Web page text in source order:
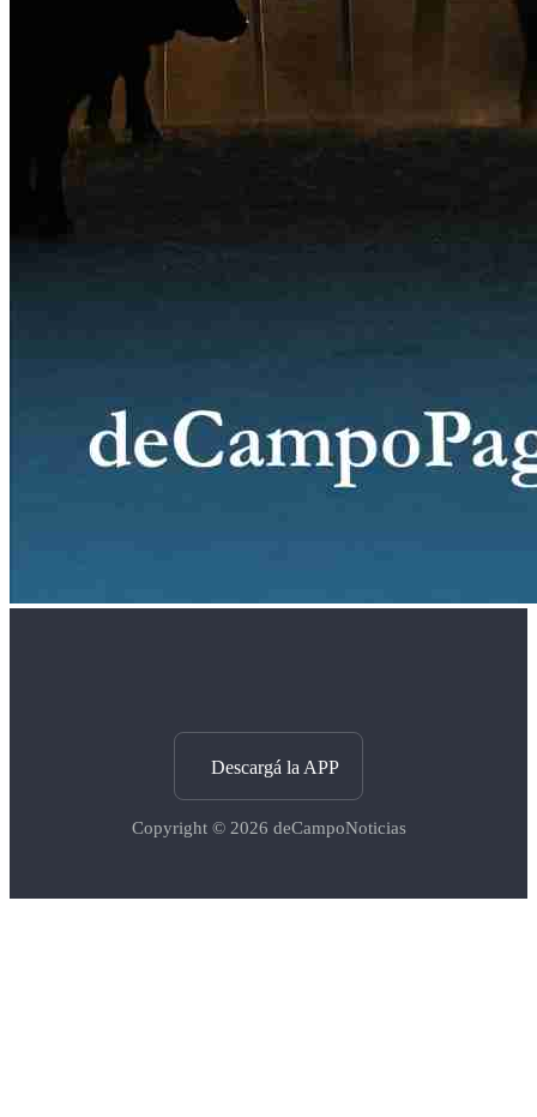
Descargá la APP
Copyright © 2026 deCampoNoticias